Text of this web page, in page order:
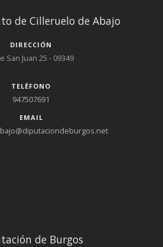
de Cilleruelo de Abajo
DIRECCIÓN
San Juan 25 - 09349
TELÉFONO
947507691
EMAIL
de Burgos